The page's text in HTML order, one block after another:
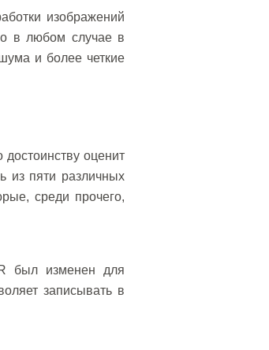
изображений
в любом случае в
и более четкие
оценит
из пяти различных
среди прочего,
был изменен для
записывать в